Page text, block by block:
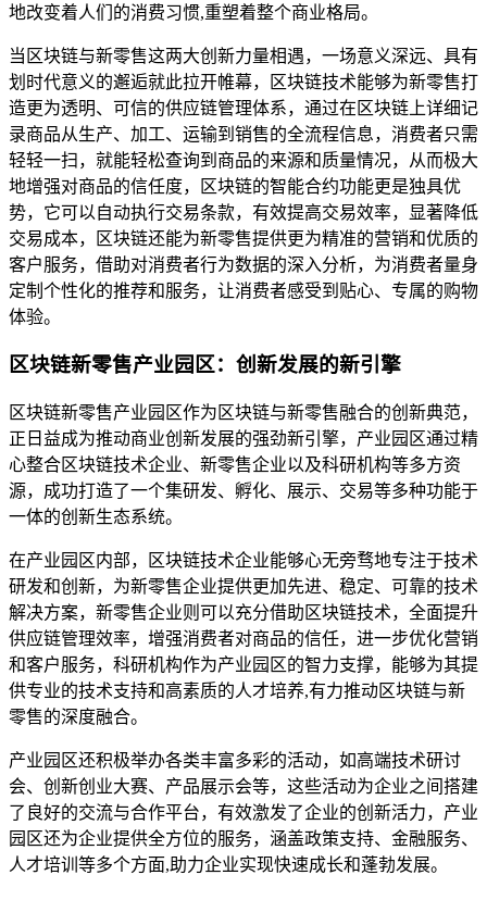
地改变着人们的消费习惯,重塑着整个商业格局。
当区块链与新零售这两大创新力量相遇，一场意义深远、具有
划时代意义的邂逅就此拉开帷幕，区块链技术能够为新零售打
造更为透明、可信的供应链管理体系，通过在区块链上详细记
录商品从生产、加工、运输到销售的全流程信息，消费者只需
轻轻一扫，就能轻松查询到商品的来源和质量情况，从而极大
地增强对商品的信任度，区块链的智能合约功能更是独具优
势，它可以自动执行交易条款，有效提高交易效率，显著降低
交易成本，区块链还能为新零售提供更为精准的营销和优质的
客户服务，借助对消费者行为数据的深入分析，为消费者量身
定制个性化的推荐和服务，让消费者感受到贴心、专属的购物
体验。
区块链新零售产业园区：创新发展的新引擎
区块链新零售产业园区作为区块链与新零售融合的创新典范，
正日益成为推动商业创新发展的强劲新引擎，产业园区通过精
心整合区块链技术企业、新零售企业以及科研机构等多方资
源，成功打造了一个集研发、孵化、展示、交易等多种功能于
一体的创新生态系统。
在产业园区内部，区块链技术企业能够心无旁骛地专注于技术
研发和创新，为新零售企业提供更加先进、稳定、可靠的技术
解决方案，新零售企业则可以充分借助区块链技术，全面提升
供应链管理效率，增强消费者对商品的信任，进一步优化营销
和客户服务，科研机构作为产业园区的智力支撑，能够为其提
供专业的技术支持和高素质的人才培养,有力推动区块链与新
零售的深度融合。
产业园区还积极举办各类丰富多彩的活动，如高端技术研讨
会、创新创业大赛、产品展示会等，这些活动为企业之间搭建
了良好的交流与合作平台，有效激发了企业的创新活力，产业
园区还为企业提供全方位的服务，涵盖政策支持、金融服务、
人才培训等多个方面,助力企业实现快速成长和蓬勃发展。